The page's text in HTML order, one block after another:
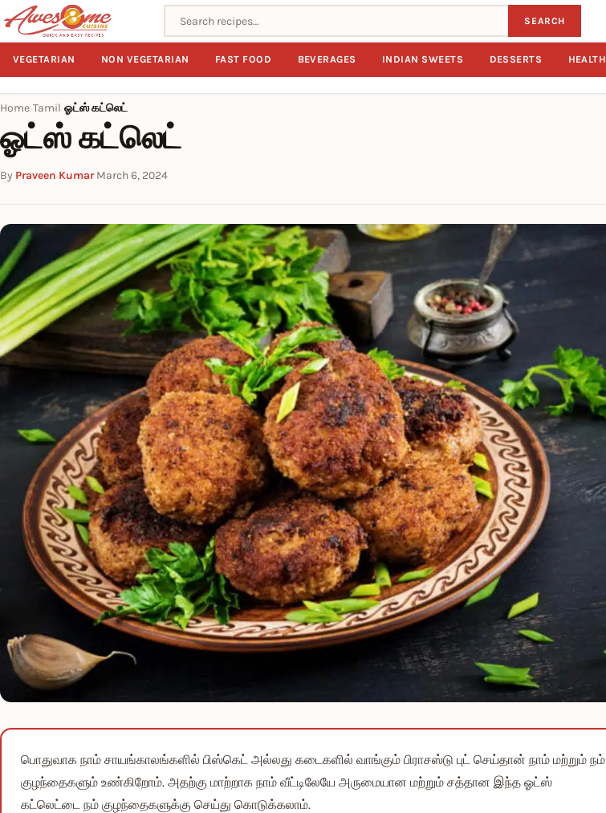
Search recipes SEARCH
VEGETARIAN NON VEGETARIAN FAST FOOD BEVERAGES INDIAN SWEETS DESSERTS HEALTH
Home Tamil ஓட்ஸ் கட்லெட்
ஓட்ஸ் கட்லெட்
By Praveen Kumar·March 6, 2024
பொதுவாக நாம் சாயங்காலங்களில் பிஸ்கெட் அல்லது கடைகளில் வாங்கும் பிராசஸ்டு புட் செய்தான் நாம் மற்றும் நம்
குழந்தைகளும் உண்கிறோம். அதற்கு மாற்றாக நாம் வீட்டிலேயே அருமையான மற்றும் சத்தான இந்த ஓட்ஸ்
கட்லெட்டை நம் குழந்தைகளுக்கு செய்து கொடுக்கலாம்.